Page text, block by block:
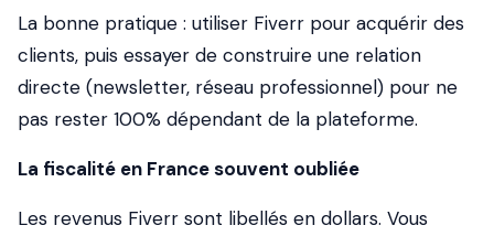
La bonne pratique : utiliser Fiverr pour acquérir des
clients, puis essayer de construire une relation
directe (newsletter, réseau professionnel) pour ne
pas rester 100% dépendant de la plateforme.
La fiscalité en France souvent oubliée
Les revenus Fiverr sont libellés en dollars. Vous